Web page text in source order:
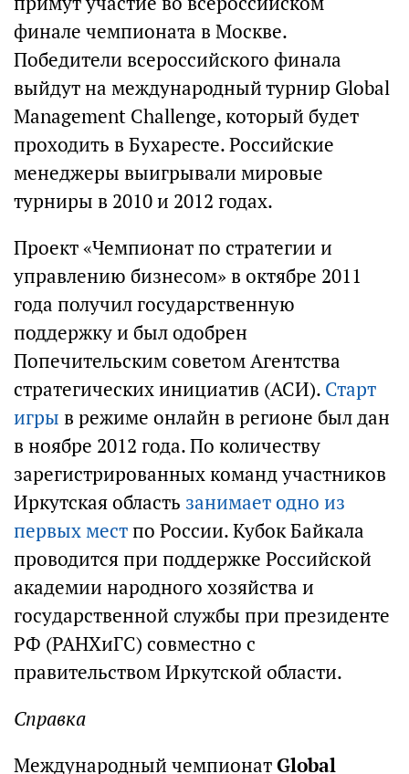
финале чемпионата в Москве.
Победители всероссийского финала
выйдут на международный турнир Global
Management Challenge, который будет
проходить в Бухаресте. Российские
менеджеры выигрывали мировые
турниры в 2010 и 2012 годах.
Проект «Чемпионат по стратегии и
управлению бизнесом» в октябре 2011
года получил государственную
поддержку и был одобрен
Попечительским советом Агентства
стратегических инициатив (АСИ). Старт
игры в режиме онлайн в регионе был дан
в ноябре 2012 года. По количеству
зарегистрированных команд участников
Иркутская область занимает одно из
первых местпо России. Кубок Байкала
проводится при поддержке Российской
академии народного хозяйства и
государственной службы при президенте
РФ (РАНХиГС) совместно с
правительством Иркутской области.
Справка
Международный чемпионатGlobal